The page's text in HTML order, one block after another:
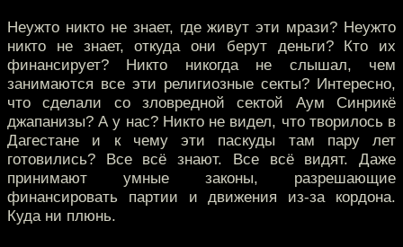
Неужто никто не знает, где живут эти мрази? Неужто
никто не знает, откуда они берут деньги? Кто их
финансирует? Никто никогда не слышал, чем
занимаются все эти религиозные секты? Интересно,
что сделали со зловредной сектой Аум Синрикё
джапанизы? А у нас? Никто не видел, что творилось в
Дагестане и к чему эти паскуды там пару лет
готовились? Все всё знают. Все всё видят. Даже
принимают умные законы, разрешающие
финансировать партии и движения из-за кордона.
Куда ни плюнь.